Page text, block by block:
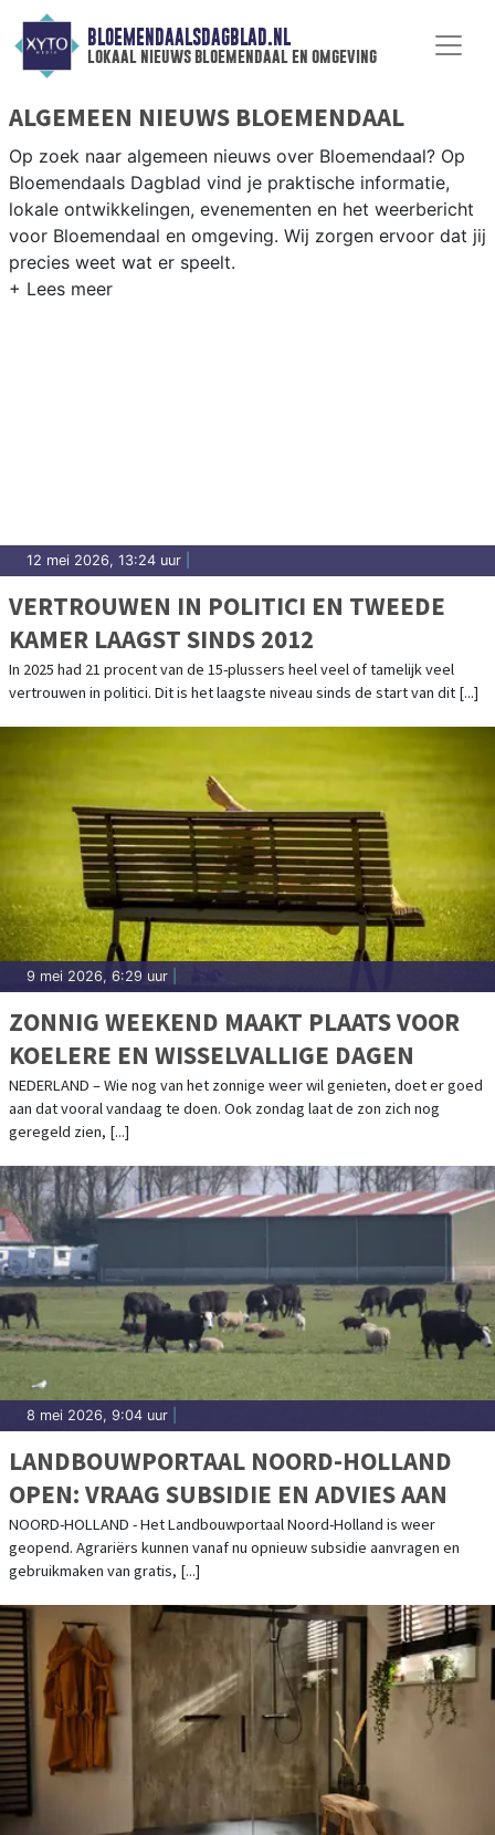
BLOEMENDAALSDAGBLAD.NL
lokaal nieuws bloemendaal en omgeving
ALGEMEEN NIEUWS BLOEMENDAAL
Op zoek naar algemeen nieuws over Bloemendaal? Op
Bloemendaals Dagblad vind je praktische informatie,
lokale ontwikkelingen, evenementen en het weerbericht
voor Bloemendaal en omgeving. Wij zorgen ervoor dat jij
precies weet wat er speelt.
12 mei 2026, 13:24 uur
VERTROUWEN IN POLITICI EN TWEEDE
KAMER LAAGST SINDS 2012
In 2025 had 21 procent van de 15-plussers heel veel of tamelijk veel
vertrouwen in politici. Dit is het laagste niveau sinds de start van dit [...]
9 mei 2026, 6:29 uur
ZONNIG WEEKEND MAAKT PLAATS VOOR
KOELERE EN WISSELVALLIGE DAGEN
NEDERLAND – Wie nog van het zonnige weer wil genieten, doet er goed
aan dat vooral vandaag te doen. Ook zondag laat de zon zich nog
geregeld zien, [...]
8 mei 2026, 9:04 uur
LANDBOUWPORTAAL NOORD-HOLLAND
OPEN: VRAAG SUBSIDIE EN ADVIES AAN
NOORD-HOLLAND - Het Landbouwportaal Noord-Holland is weer
geopend. Agrariërs kunnen vanaf nu opnieuw subsidie aanvragen en
gebruikmaken van gratis, [...]